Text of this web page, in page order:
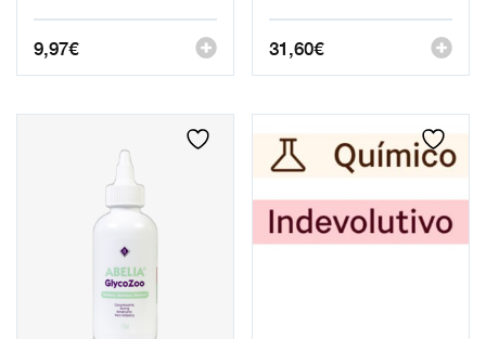
9,97€ 31,60€